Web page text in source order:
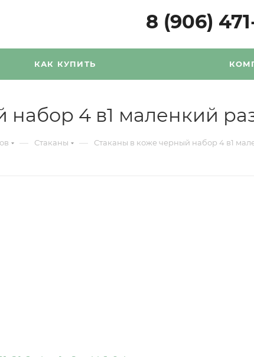
8 (906)
КАК КУПИТЬ
набор 4 в1 маленкий
— Стаканы — Стаканы в коже черный набор 4 в1